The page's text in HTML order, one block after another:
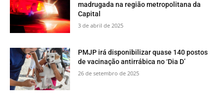
madrugada na região metropolitana da
Capital
3 de abril de 2025
PMJP irá disponibilizar quase 140 postos
de vacinação antirrábica no ‘Dia D’
26 de setembro de 2025